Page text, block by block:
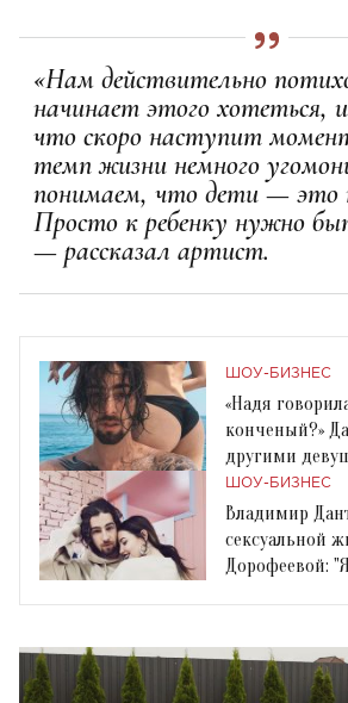
«Нам действительно
начинает этого хотеться,
что скоро наступит
темп жизни немного
понимаем, что дети — это
Просто к ребенку нужно
— рассказал артист.
ШОУ-БИЗНЕС
«Надя
конченый?»
другими
семейной
ШОУ-БИЗНЕС
Владимир
сексуальной
Дорофеевой: